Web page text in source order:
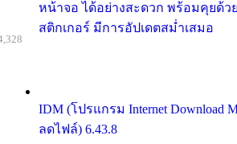
หน้าจอ ได้อย่างสะดวก พร้อมคุยด้ว
สติกเกอร์ มีการอัปเดตสม่ำเสมอ
IDM (โปรแกรม Internet Download
ลดไฟล์) 6.43.8